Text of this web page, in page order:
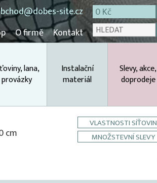
site.cz
0 Kč
O firmě Kontakt
lana,
provázky
Instalační
materiál
Slevy, akce,
doprodeje
cm
VLASTNOSTI SÍŤOVIN
MNOŽSTEVNÍ SLEVY